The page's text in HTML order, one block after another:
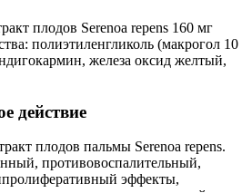
плодов Serenoa repens 160 мг
полиэтиленгликоль (макрогол 10
железа оксид желтый,
действие
плодов пальмы Serenoa repens.
противовоспалительный,
эффекты,